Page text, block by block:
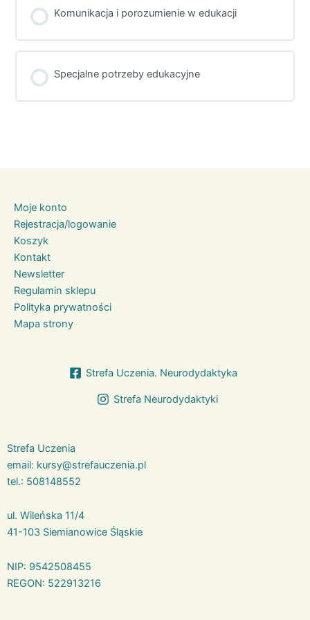
0% UKOŃCZONE 0/0 Kroków
Komunikacja i porozumienie w edukacji
0% UKOŃCZONE 0/0 Kroków
Specjalne potrzeby edukacyjne
Moje konto
Rejestracja/logowanie
Koszyk
Kontakt
Newsletter
Regulamin sklepu
Polityka prywatności
Mapa strony
Strefa Uczenia. Neurodydaktyka
Strefa Neurodydaktyki
Strefa Uczenia
email: kursy@strefauczenia.pl
tel.: 508148552
ul. Wileńska 11/4
41-103 Siemianowice Śląskie
NIP: 9542508455
REGON: 522913216